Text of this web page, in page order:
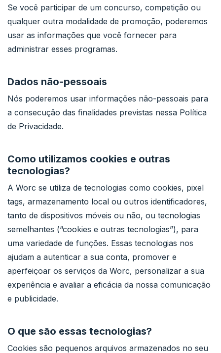
Se você participar de um concurso, competição ou
qualquer outra modalidade de promoção, poderemos
usar as informações que você fornecer para
administrar esses programas.
Dados não-pessoais
Nós poderemos usar informações não-pessoais para
a consecução das finalidades previstas nessa Política
de Privacidade.
Como utilizamos cookies e outras
tecnologias?
A Worc se utiliza de tecnologias como cookies, pixel
tags, armazenamento local ou outros identificadores,
tanto de dispositivos móveis ou não, ou tecnologias
semelhantes (“cookies e outras tecnologias”), para
uma variedade de funções. Essas tecnologias nos
ajudam a autenticar a sua conta, promover e
aperfeiçoar os serviços da Worc, personalizar a sua
experiência e avaliar a eficácia da nossa comunicação
e publicidade.
O que são essas tecnologias?
Cookies são pequenos arquivos armazenados no seu